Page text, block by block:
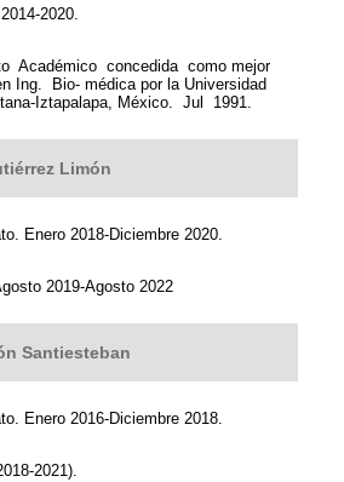
2020.
Académico concedida como mejor
Ing. Bio- médica por la Universidad
Iztapalapa, México. Jul 1991.
Limón
Enero 2018-Diciembre 2020.
2019-Agosto 2022
Santiesteban
Enero 2016-Diciembre 2018.
2021).